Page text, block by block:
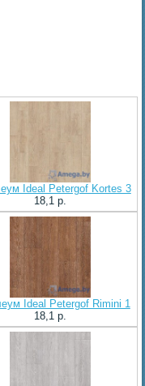
Ideal Petergof Kortes 3
18,1 p.
Ideal Petergof Rimini 1
18,1 p.